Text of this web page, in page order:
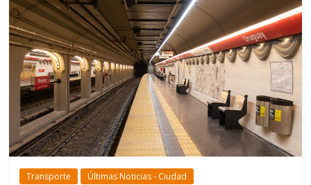
Transporte Últimas Noticias - Ciudad